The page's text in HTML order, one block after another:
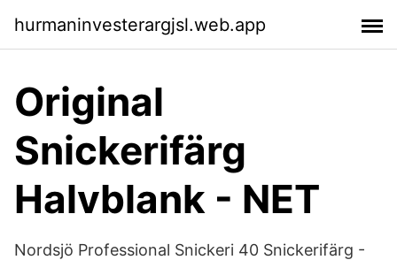
hurmaninvesterargjsl.web.app
Original
Snickerifärg
Halvblank - NET
Nordsjö Professional Snickeri 40 Snickerifärg -